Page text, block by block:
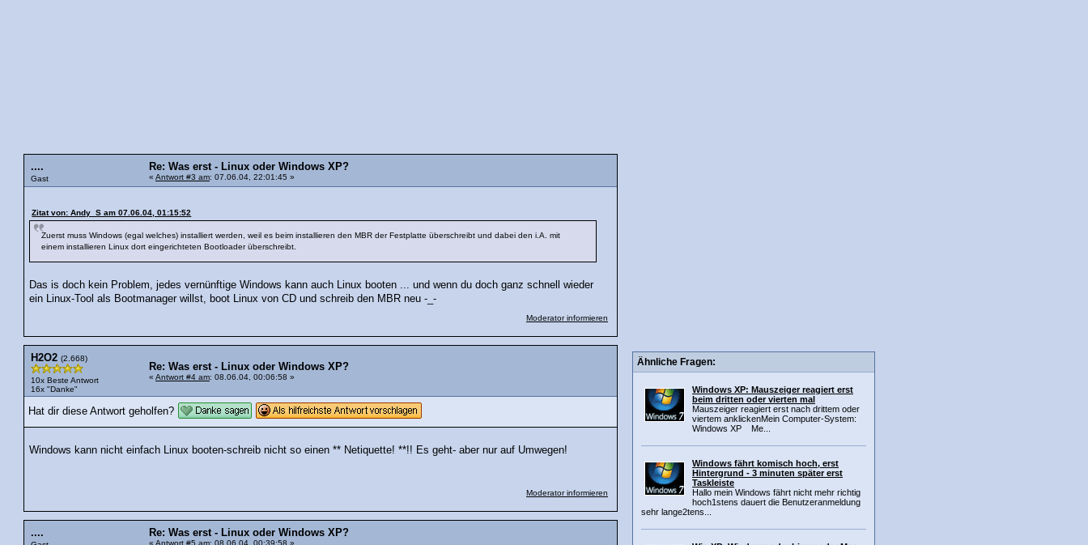
....
Gast
Re: Was erst - Linux oder Windows XP?
« Antwort #3 am: 07.06.04, 22:01:45 »
Zitat von: Andy_S am 07.06.04, 01:15:52
Zuerst muss Windows (egal welches) installiert werden, weil es beim installieren den MBR der Festplatte überschreibt und dabei den i.A. mit
einem installieren Linux dort eingerichteten Bootloader überschreibt.
Das is doch kein Problem, jedes vernünftige Windows kann auch Linux booten ... und wenn du doch ganz schnell wieder
ein Linux-Tool als Bootmanager willst, boot Linux von CD und schreib den MBR neu -_-
Moderator informieren
H2O2 (2.668)
10x Beste Antwort
16x "Danke"
Re: Was erst - Linux oder Windows XP?
« Antwort #4 am: 08.06.04, 00:06:58 »
Hat dir diese Antwort geholfen?
Windows kann nicht einfach Linux booten-schreib nicht so einen ** Netiquette! **!! Es geht- aber nur auf Umwegen!
Moderator informieren
.... Re: Was erst - Linux oder Windows XP?
« Antwort #5 am: 08.06.04, 00:39:58 »
Ähnliche Fragen:
Windows XP: Mauszeiger reagiert erst
beim dritten oder vierten mal
Mauszeiger reagiert erst nach drittem oder
viertem anklickenMein Computer-System:
Windows XP Me...
Windows fährt komisch hoch, erst
Hintergrund - 3 minuten später erst
Taskleiste
Hallo mein Windows fährt nicht mehr richtig
hoch1stens dauert die Benutzeranmeldung
sehr lange2tens...